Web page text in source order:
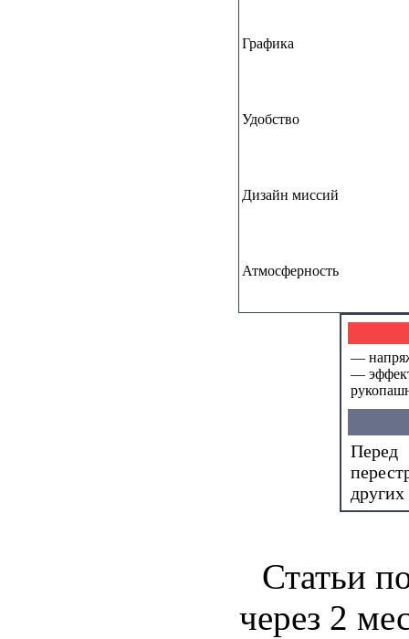
Графика
Удобство
Дизайн миссий
Атмосферность
—
—
Перед
Статьи
через 2